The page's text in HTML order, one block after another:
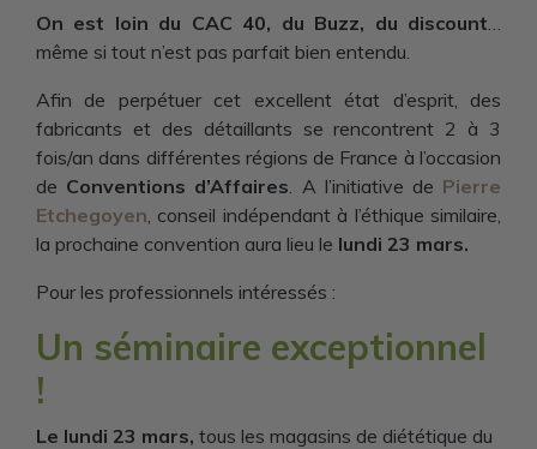
On est loin du CAC 40, du Buzz, du discount…
même si tout n’est pas parfait bien entendu.
Afin de perpétuer cet excellent état d’esprit, des
fabricants et des détaillants se rencontrent 2 à 3
fois/an dans différentes régions de France à l’occasion
de Conventions d’Affaires. A l’initiative de Pierre
Etchegoyen, conseil indépendant à l’éthique similaire,
la prochaine convention aura lieu le lundi 23 mars.
Pour les professionnels intéressés :
Un séminaire exceptionnel
!
Le lundi 23 mars, tous les magasins de diététique du